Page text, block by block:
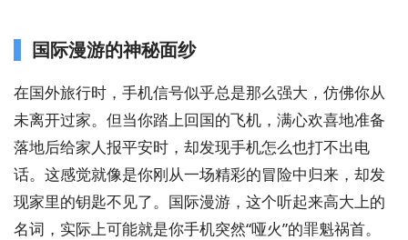
国际漫游的神秘面纱
在国外旅行时，手机信号似乎总是那么强大，仿佛你从
未离开过家。但当你踏上回国的飞机，满心欢喜地准备
落地后给家人报平安时，却发现手机怎么也打不出电
话。这感觉就像是你刚从一场精彩的冒险中归来，却发
现家里的钥匙不见了。国际漫游，这个听起来高大上的
名词，实际上可能就是你手机突然“哑火”的罪魁祸首。